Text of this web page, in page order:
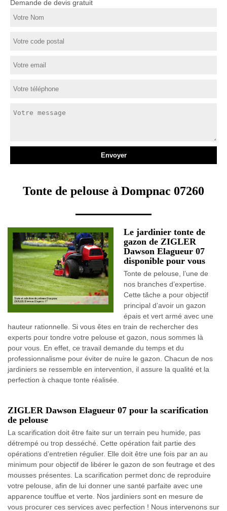
Demande de devis gratuit
Tonte de pelouse à Dompnac 07260
Le jardinier tonte de
gazon de ZIGLER
Dawson Elagueur 07
disponible pour vous
Tonte de pelouse, l’une de
nos branches d’expertise.
Cette tâche a pour objectif
principal d’avoir un gazon
épais et vert armé avec une
hauteur rationnelle. Si vous êtes en train de rechercher des
experts pour tondre votre pelouse et gazon, nous sommes là
pour vous. En effet, ce travail demande du temps et du
professionnalisme pour éviter de nuire le gazon. Chacun de nos
jardiniers se ressemble en intervention, il assure la qualité et la
perfection à chaque tonte réalisée.
ZIGLER Dawson Elagueur 07 pour la scarification
de pelouse
La scarification doit être faite sur un terrain peu humide, pas
détrempé ou trop desséché. Cette opération fait partie des
opérations d’entretien régulier. Elle doit être une fois par an au
minimum pour objectif de libérer le gazon de son feutrage et des
mousses présentes. La scarification permet donc de reproduire
votre pelouse, afin de lui donner une santé parfaite avec une
apparence touffue et verte. Nos jardiniers sont en mesure de
vous procurer ces services avec perfection ! Nous intervenons sur